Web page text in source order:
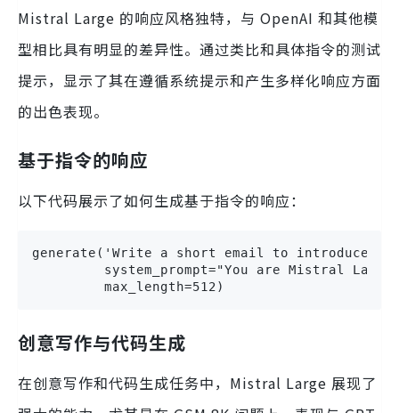
Mistral Large 的响应风格独特，与 OpenAI 和其他模
型相比具有明显的差异性。通过类比和具体指令的测试
提示，显示了其在遵循系统提示和产生多样化响应方面
的出色表现。
基于指令的响应
以下代码展示了如何生成基于指令的响应：
generate('Write a short email to introduce
system_prompt="You are Mistral
         max_length=512)
创意写作与代码生成
在创意写作和代码生成任务中，Mistral Large 展现了